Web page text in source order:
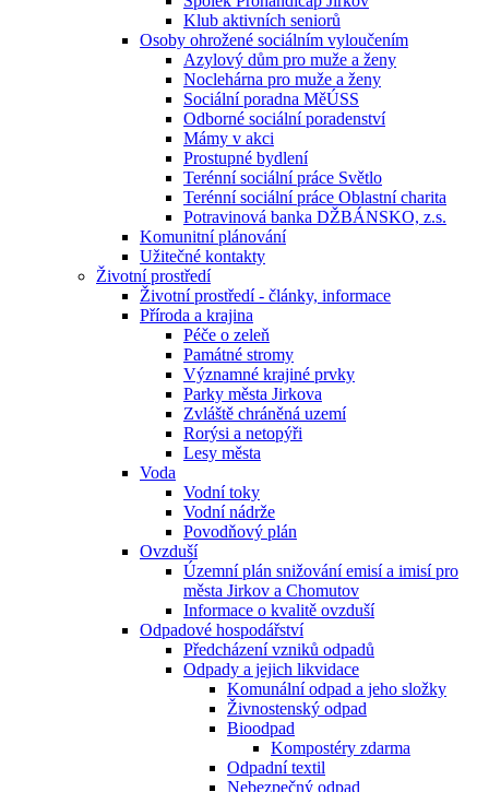
Klub aktivních seniorů
Osoby ohrožené sociálním vyloučením
Azylový dům pro muže a ženy
Noclehárna pro muže a ženy
Sociální poradna MěÚSS
Odborné sociální poradenství
Mámy v akci
Prostupné bydlení
Terénní sociální práce Světlo
Terénní sociální práce Oblastní charita
Potravinová banka DŽBÁNSKO, z.s.
Komunitní plánování
Užitečné kontakty
Životní prostředí
Životní prostředí - články, informace
Příroda a krajina
Péče o zeleň
Památné stromy
Významné krajiné prvky
Parky města Jirkova
Zvláště chráněná uzemí
Rorýsi a netopýři
Lesy města
Voda
Vodní toky
Vodní nádrže
Povodňový plán
Ovzduší
Územní plán snižování emisí a imisí pro
města Jirkov a Chomutov
Informace o kvalitě ovzduší
Odpadové hospodářství
Předcházení vzniků odpadů
Odpady a jejich likvidace
Komunální odpad a jeho složky
Živnostenský odpad
Bioodpad
Kompostéry zdarma
Odpadní textil
Nebezpečný odpad